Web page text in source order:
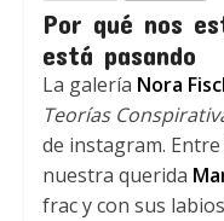
Por qué nos
está pasando
La galería Nora
Teorías
de instagram.
nuestra querida
frac y con sus